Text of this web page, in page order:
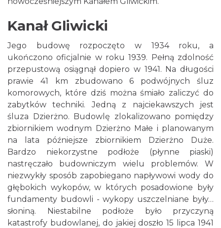
Kanał Gliwicki
Jego budowę rozpoczęto w 1934 roku, a
ukończono oficjalnie w roku 1939. Pełną zdolność
przepustową osiągnął dopiero w 1941. Na długości
prawie 41 km zbudowano 6 podwójnych śluz
komorowych, które dziś można śmiało zaliczyć do
zabytków techniki. Jedną z najciekawszych jest
śluza Dzierżno. Budowlę zlokalizowano pomiędzy
zbiornikiem wodnym Dzierżno Małe i planowanym
na lata późniejsze zbiornikiem Dzierżno Duże.
Bardzo niekorzystne podłoże (płynne piaski)
nastręczało budowniczym wielu problemów. W
niezwykły sposób zapobiegano napływowi wody do
głębokich wykopów, w których posadowione były
fundamenty budowli - wykopy uszczelniane były…
słoniną. Niestabilne podłoże było przyczyną
katastrofy budowlanej, do jakiej doszło 15 lipca 1941